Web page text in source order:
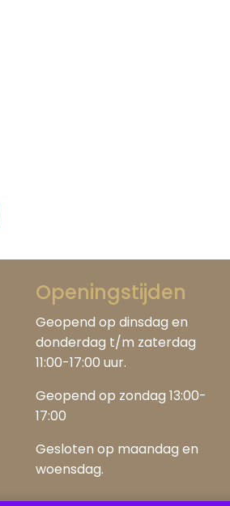
Openingstijden
Geopend op dinsdag en
donderdag t/m zaterdag
11:00-17:00 uur.
Geopend op zondag 13:00-
17:00
Gesloten op maandag en
woensdag.